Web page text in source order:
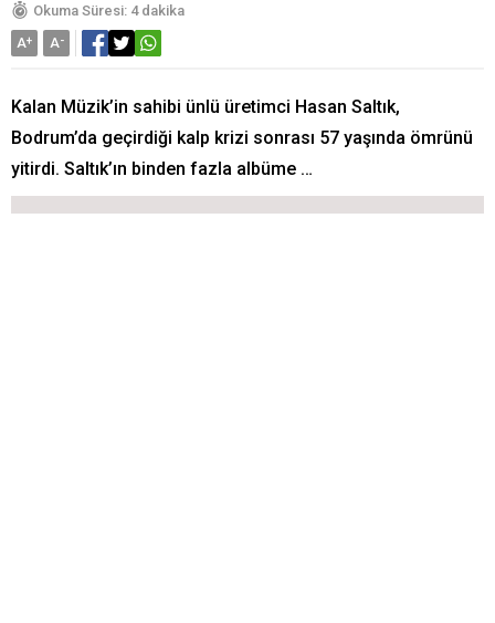
Okuma Süresi: 4 dakika
A+ A-
Kalan Müzik’in sahibi ünlü üretimci Hasan Saltık,
Bodrum’da geçirdiği kalp krizi sonrası 57 yaşında ömrünü
yitirdi. Saltık’ın binden fazla albüme …